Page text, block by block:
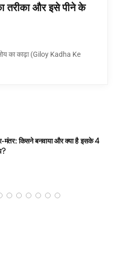
तरीका और इसे पीने के
का काढ़ा (Giloy Kadha Ke
घमंडी मोर और समझदार चिड़िया: बच्चों के